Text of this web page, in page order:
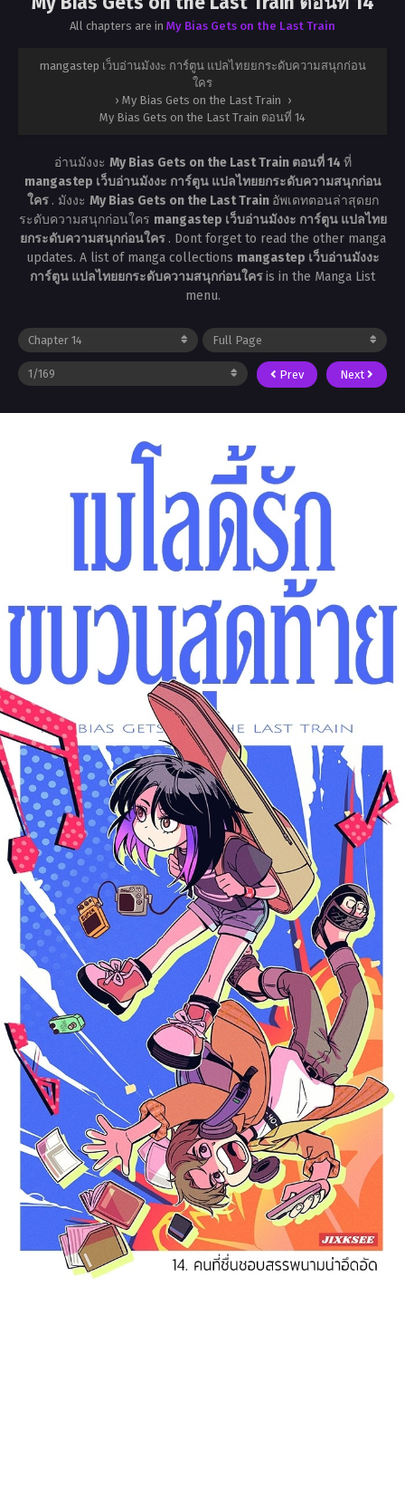
All chapters are in My Bias Gets on the Last Train
mangastep เว็บอ่านมังงะ การ์ตูน แปลไทยยกระดับความสนุกก่อน
ใคร
› My Bias Gets on the Last Train ›
My Bias Gets on the Last Train ตอนที่ 14
อ่านมังงะ My Bias Gets on the Last Train ตอนที่ 14 ที่
mangastep เว็บอ่านมังงะ การ์ตูน แปลไทยยกระดับความสนุกก่อน
ใคร . มังงะ My Bias Gets on the Last Train อัพเดทตอนล่าสุดยก
ระดับความสนุกก่อนใคร mangastep เว็บอ่านมังงะ การ์ตูน แปลไทย
ยกระดับความสนุกก่อนใคร . Dont forget to read the other manga
updates. A list of manga collections mangastep เว็บอ่านมังงะ
การ์ตูน แปลไทยยกระดับความสนุกก่อนใครis in the Manga List
menu.
Prev Next